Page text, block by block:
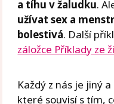
a tíhu v žaludku.
užívat sex a
bolestivá. Další
záložce Příklady ze
Každý z nás je jiný
které souvisí s tím,